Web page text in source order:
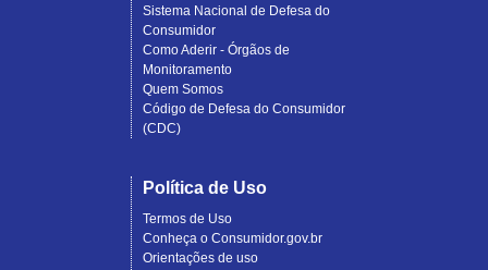
Sistema Nacional de Defesa do
Consumidor
Como Aderir - Órgãos de
Monitoramento
Quem Somos
Código de Defesa do Consumidor
(CDC)
Política de Uso
Termos de Uso
Conheça o Consumidor.gov.br
Orientações de uso